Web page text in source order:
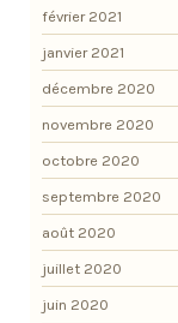
février 2021
janvier 2021
décembre 2020
novembre 2020
octobre 2020
septembre 2020
août 2020
juillet 2020
juin 2020